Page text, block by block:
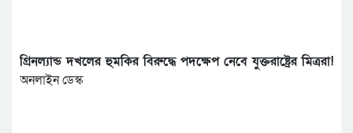
গ্রিনল্যান্ড দখলের হুমকির বিরুদ্ধে পদক্ষেপ নেবে যুক্তরাষ্ট্রের মিত্ররা!
অনলাইন ডেস্ক